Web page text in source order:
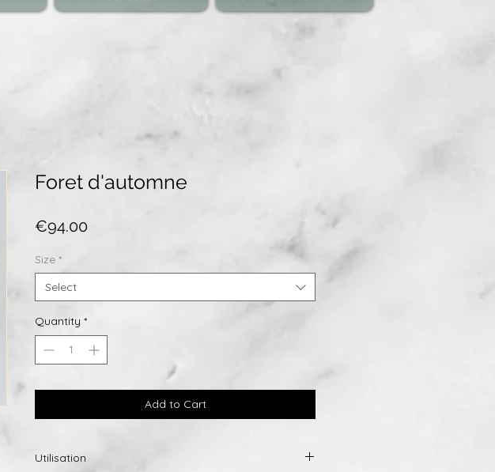
Foret d'automne
€94.00Price
Size *
Select
Quantity *
Add to Cart
Utilisation